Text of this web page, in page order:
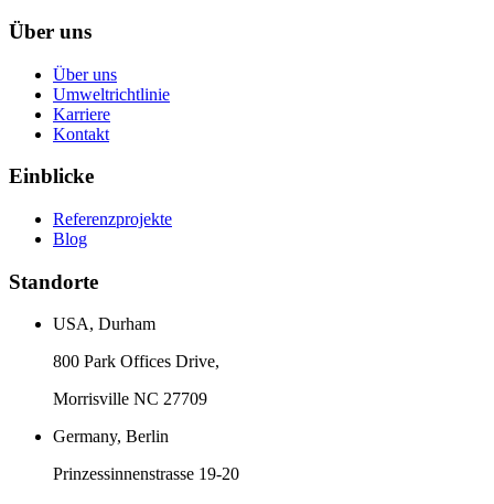
Über uns
Über uns
Umweltrichtlinie
Karriere
Kontakt
Einblicke
Referenzprojekte
Blog
Standorte
USA, Durham
800 Park Offices Drive,
Morrisville NC 27709
Germany, Berlin
Prinzessinnenstrasse 19-20